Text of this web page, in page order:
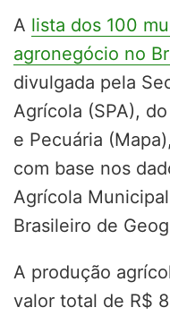
A lista dos 100
agronegócio no
divulgada pela
Agrícola (SPA),
e Pecuária
com base nos
Agrícola
Brasileiro de
A produção
valor total de R$